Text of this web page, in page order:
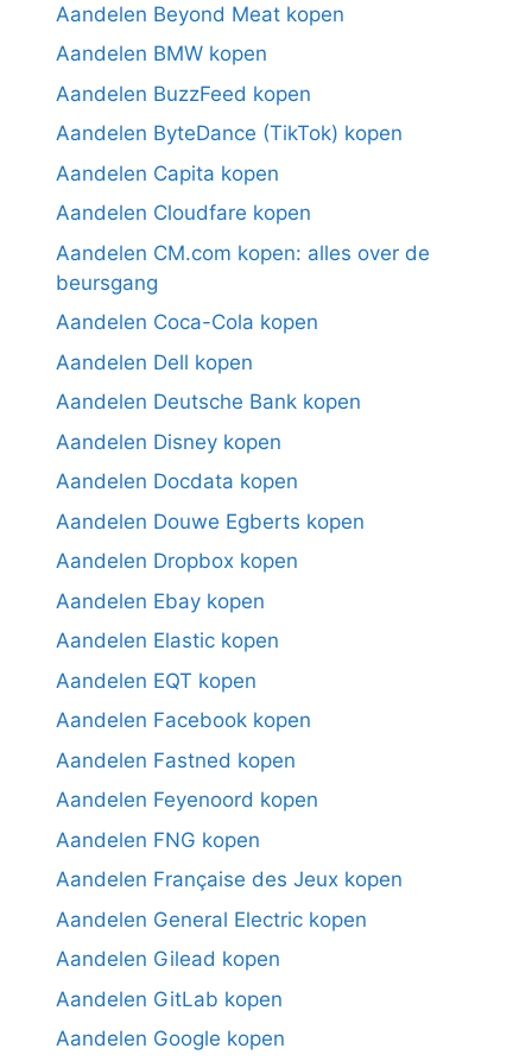
Aandelen Beyond Meat kopen
Aandelen BMW kopen
Aandelen BuzzFeed kopen
Aandelen ByteDance (TikTok) kopen
Aandelen Capita kopen
Aandelen Cloudfare kopen
Aandelen CM.com kopen: alles over de
beursgang
Aandelen Coca-Cola kopen
Aandelen Dell kopen
Aandelen Deutsche Bank kopen
Aandelen Disney kopen
Aandelen Docdata kopen
Aandelen Douwe Egberts kopen
Aandelen Dropbox kopen
Aandelen Ebay kopen
Aandelen Elastic kopen
Aandelen EQT kopen
Aandelen Facebook kopen
Aandelen Fastned kopen
Aandelen Feyenoord kopen
Aandelen FNG kopen
Aandelen Française des Jeux kopen
Aandelen General Electric kopen
Aandelen Gilead kopen
Aandelen GitLab kopen
Aandelen Google kopen